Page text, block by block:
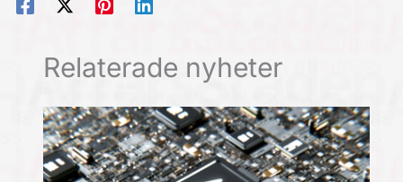
Relaterade nyheter